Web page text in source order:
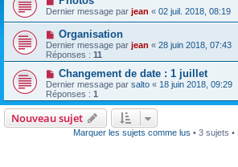
Dernier message par jean « 02 juil. 2018, 08:19
Organisation
Dernier message par jean « 28 juin 2018, 07:43
Réponses : 11
Changement de date : 1 juillet
Dernier message par salto « 18 juin 2018, 09:29
Réponses : 1
Nouveau sujet
Marquer les sujets comme lus • 3 sujets •